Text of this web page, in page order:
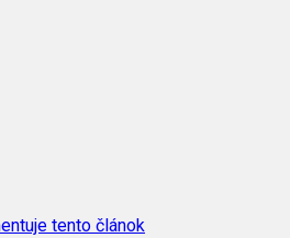
tento článok